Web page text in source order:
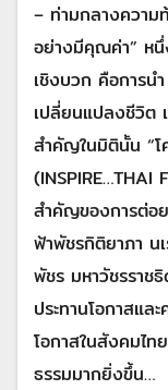
– ท่ามกลางความ
อย่างมีคุณค่า” หนึ่
เชิงบวก คือการน
เปลี่ยนแปลงชีวิต
สำคัญในมิตินั้น “โ
(INSPIRE…THAI
สำคัญของการต่อย
ฟ้าพัชรกิติยาภา น
พัชร มหาวัชรราช
ประทานโอกาสแ
โอกาสในสังคมไ
ธรรมมากยิ่งขึ้น…